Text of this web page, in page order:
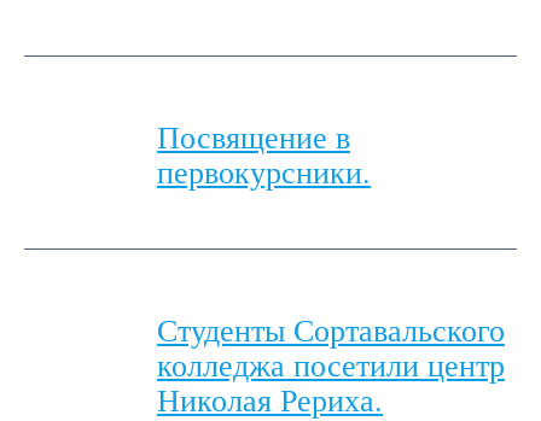
Посвящение в
первокурсники.
Студенты Сортавальского
колледжа посетили центр
Николая Рериха.